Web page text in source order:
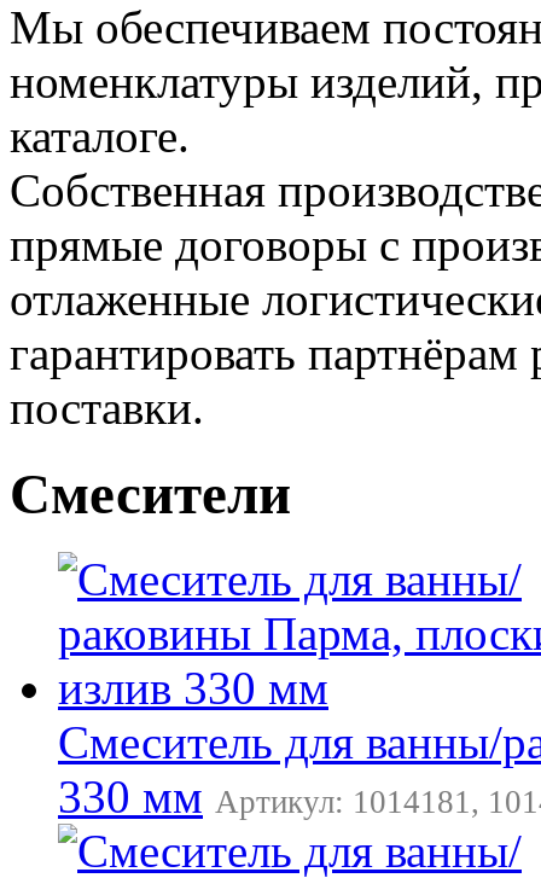
Мы обеспечиваем
номенклатуры изделий,
каталоге.
Собственная
прямые договоры с
отлаженные
гарантировать
поставки.
Смесители
Смеситель для ванны/
330 мм Артикул: 1014181,